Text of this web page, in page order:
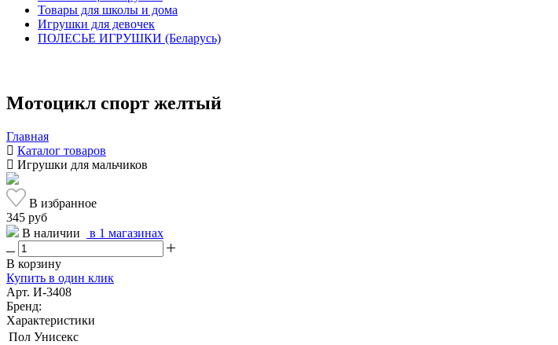
Товары для школы и дома
Игрушки для девочек
ПОЛЕСЬЕ ИГРУШКИ (Беларусь)
Мотоцикл спорт желтый
Главная
Каталог товаров
Игрушки для мальчиков
В избранное
345 руб
В наличии
в 1 магазинах
В корзину
Купить в один клик
Арт. И-3408
Бренд:
Характеристики
Пол Унисекс